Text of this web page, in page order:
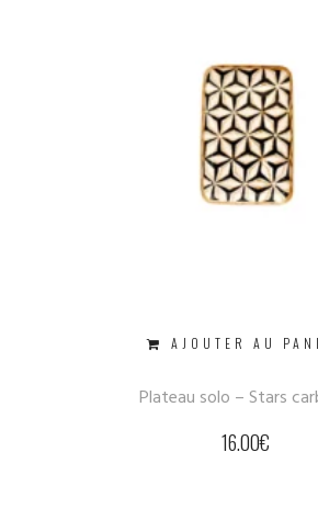
AJOUTER AU
Plateau solo – Stars
16.00€